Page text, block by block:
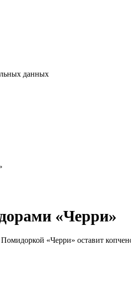
данных
«Черри»
«Черри» оставит